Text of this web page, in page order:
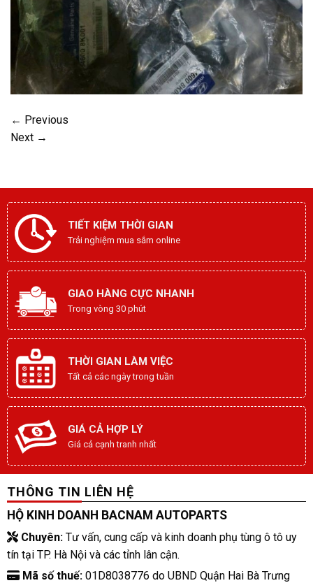
← Previous
Next →
TIẾT KIỆM THỜI GIAN
Trải nghiệm mua sắm online
GIAO HÀNG CỰC NHANH
Trong vòng 30 phút
THỜI GIAN LÀM VIỆC
Tất cả các ngày trong tuần
GIÁ CẢ HỢP LÝ
Giá cả cạnh tranh nhất
THÔNG TIN LIÊN HỆ
HỘ KINH DOANH BACNAM AUTOPARTS
Chuyên:Tư vấn, cung cấp và kinh doanh phụ tùng ô tô uy
tín tại TP. Hà Nội và các tỉnh lân cận.
Mã số thuế:01D8038776 do UBND Quận Hai Bà Trưng